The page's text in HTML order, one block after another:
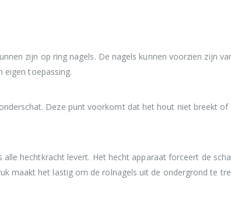
zijn op ring nagels. De nagels kunnen voorzien zijn
eigen toepassing.
Deze punt voorkomt dat het hout niet breekt
hechtkracht levert. Het hecht apparaat forceert de
maakt het lastig om de rolnagels uit de ondergrond te